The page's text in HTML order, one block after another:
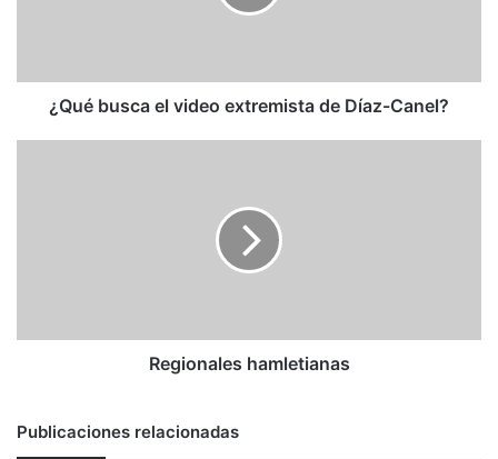
¿Qué busca el video extremista de Díaz-Canel?
Regionales hamletianas
Publicaciones relacionadas